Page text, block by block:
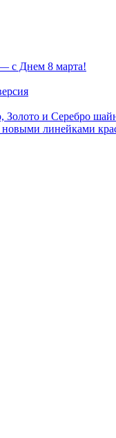
с Днем 8 марта!
Золото и Серебро
линейками